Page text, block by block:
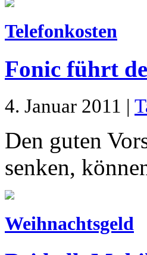
Telefonkosten
Fonic führt
4. Januar 2011 |
Den guten
senken,
Weihnachtsgeld